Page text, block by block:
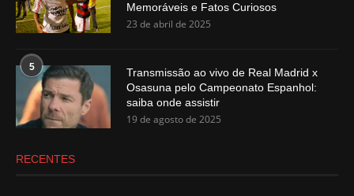
Memoráveis e Fatos Curiosos
23 de abril de 2025
5
Transmissão ao vivo de Real Madrid x
Osasuna pelo Campeonato Espanhol:
saiba onde assistir
19 de agosto de 2025
RECENTES